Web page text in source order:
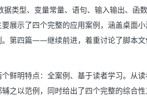
类型、变量常量、语句、输入输出、函
展示了四个完整的应用案例，涵盖桌面
。第四篇――继续前进，着重讨论了脚本
鲜明特点：全案例、基于读者学习。从
之以范例，同时给出了四个完整的综合